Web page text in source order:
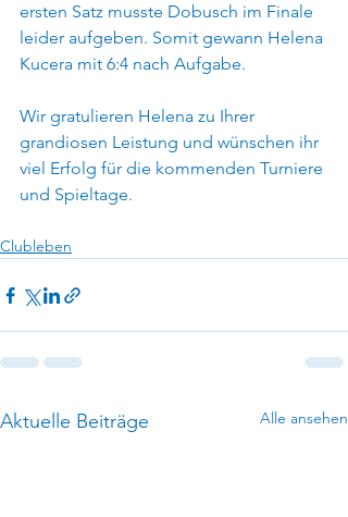
ersten Satz musste Dobusch im Finale
leider aufgeben. Somit gewann Helena
Kucera mit 6:4 nach Aufgabe.
Wir gratulieren Helena zu Ihrer
grandiosen Leistung und wünschen ihr
viel Erfolg für die kommenden Turniere
und Spieltage.
Clubleben
Aktuelle Beiträge Alle ansehen